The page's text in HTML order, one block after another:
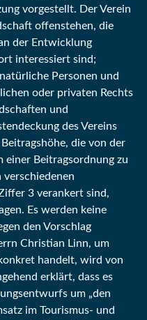
vorgestellt. Der Verein
offenstehen, die
der Entwicklung
interessiert sind;
Personen und
oder privaten Rechts
und
des Vereins
die von der
einer Beitragsordnung zu
verschiedenen
3 verankert sind,
Es werden keine
den Vorschlag
Christian Linn, um
handelt, wird von
erklärt, dass es
um „den
im Tourismus- und